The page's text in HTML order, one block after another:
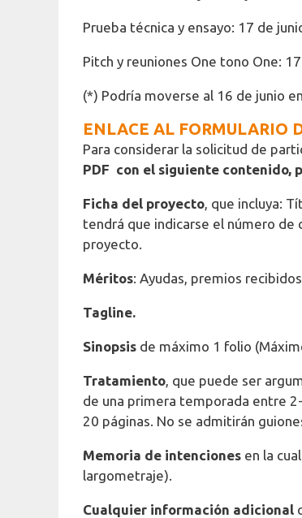
Prueba técnica y ensayo: 17 de
Pitch y reuniones One tono One:
(*) Podría moverse al 16 de junio
ENLACE AL FORMULARIO
Para considerar la solicitud de
PDF con el siguiente contenido,
Ficha del proyecto , que incluya:
tendrá que indicarse el número de
proyecto.
Méritos: Ayudas, premios
Tagline.
Sinopsis de máximo 1 folio
Tratamiento , que puede ser
de una primera temporada entre
20 páginas. No se admitirán
Memoria de intenciones en la
largometraje).
Cualquier información adicional